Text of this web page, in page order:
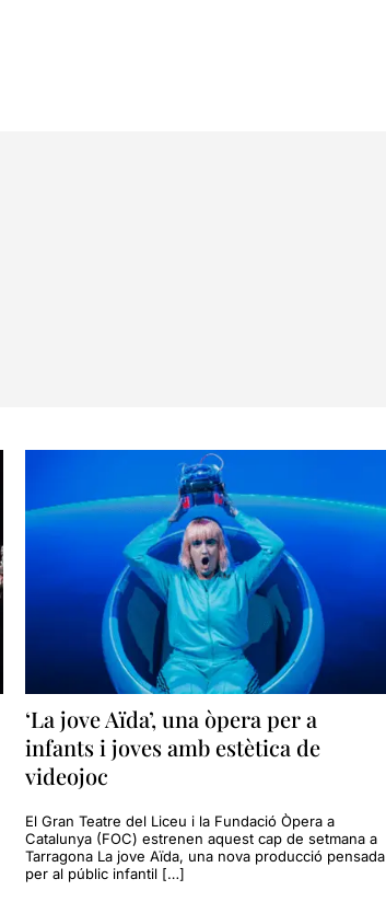
‘La jove Aïda’, una òpera per a
infants i joves amb estètica de
videojoc
El Gran Teatre del Liceu i la Fundació Òpera a
Catalunya (FOC) estrenen aquest cap de setmana a
Tarragona La jove Aïda, una nova producció pensada
per al públic infantil […]